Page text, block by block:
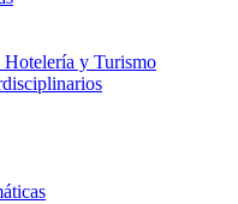
Hotelería y Turismo